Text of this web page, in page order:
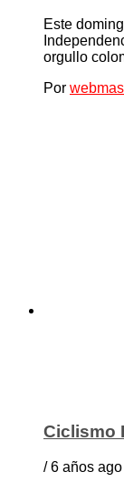
Este
orgullo
Por
Ciclismo
/ 6 años ago